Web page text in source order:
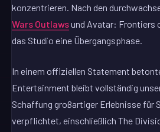
konzentrieren. Nach den
Wars Outlawsund Avatar: Frontiers
das Studio eine Übergangsphase.
In einem offiziellen Statement
Entertainment bleibt vollständig
Schaffung großartiger Erlebnisse für
verpflichtet, einschließlich The